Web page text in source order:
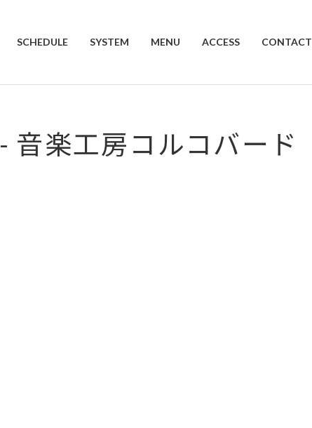
SCHEDULE SYSTEM MENU ACCESS CONTACT
- 音楽工房コルコバード